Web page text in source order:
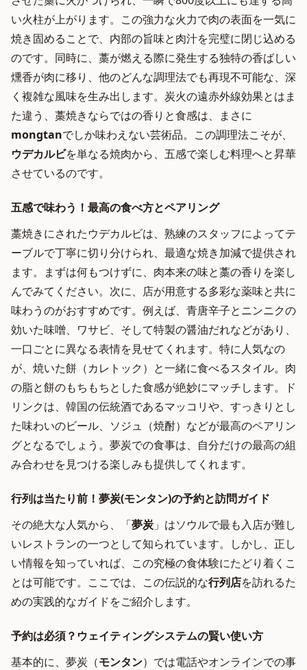
い火柱が上がります。この強力な火力で肉の表面を一気に
焼き固めることで、内部の旨味と肉汁を完璧に閉じ込める
のです。同時に、藁が燃える際に発生する独特の香ばしい
燻香が肉に移り、他のどんな調理法でも再現不可能な、深
く複雑な風味を生み出します。炭火の遠赤外線効果とはま
た違う、藁焼きならではの香りと食感は、まさに
mongtanでしか味わえない芸術品。この調理法こそが、
ウデカルビを単なる焼肉から、五感で楽しむ料理へと昇華
させているのです。
五感で味わう！最高の食べ方とペアリング
藁焼きにされたウデカルビは、熟練のスタッフによってテ
ーブルで丁寧に切り分けられ、最適な焼き加減で提供され
ます。まずは何もつけずに、肉本来の味と藁の香りを楽し
んでみてください。次に、店が用意する多彩な薬味と共に
味わうのがおすすめです。例えば、青唐辛子とニンニクの
効いた味噌、ワサビ、そして特製の醤油だれなどがあり、
一口ごとに異なる表情を見せてくれます。特に人気なの
が、焼いた餅（カレトック）と一緒に食べるスタイル。肉
の脂と餅のもちもちとした食感が絶妙にマッチします。ド
リンクは、韓国の伝統酒であるマッコリや、すっきりとし
た味わいのビール、ソジュ（焼酎）などが最高のペアリン
グとなるでしょう。夢炭での食事は、自分だけの最高の組
み合わせを見つける楽しみも提供してくれます。
行列は当たり前！夢炭(モンタン)の予約と訪問ガイド
その絶大な人気から、「夢炭 」はソウルで最も入店が難し
いレストランの一つとして知られています。しかし、正し
い情報を知っていれば、この究極の食体験にたどり着くこ
とは可能です。ここでは、この伝説的な行列店を訪れるた
めの実践的なガイドをご紹介します。
予約は必須？ウェイティングシステムの賢い使い方
基本的に、夢炭（モンタン）では電話やオンラインでの事